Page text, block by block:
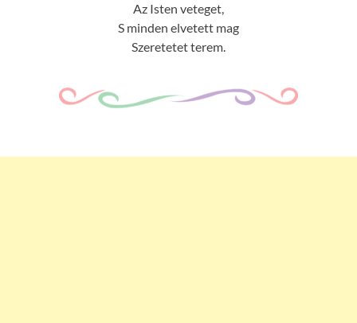
Az Isten veteget,
S minden elvetett mag
Szeretetet terem.